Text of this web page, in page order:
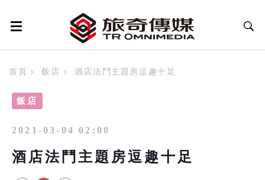
首頁 飯店 酒店法鬥主題房逗趣十足
飯店
2021-03-04 02:00
酒店法鬥主題房逗趣十足